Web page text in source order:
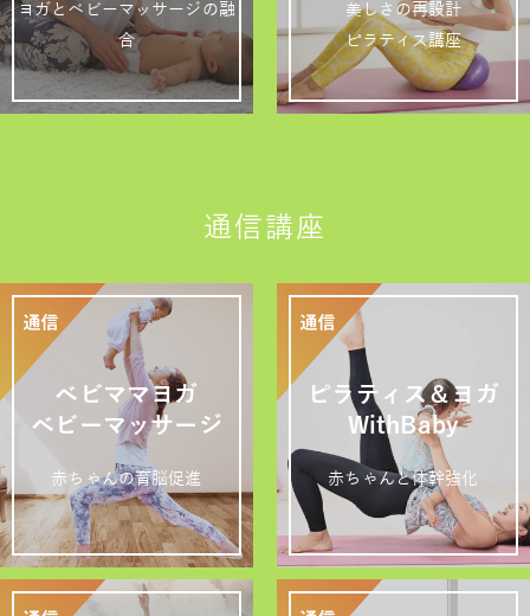
ヨガとベビーマッサージの融
合
美しさの再設計
ピラティス講座
通信講座
ベビママヨガ
ベビーマッサージ
赤ちゃんの育脳促進
ピラティス＆ヨガ
WithBaby
赤ちゃんと体幹強化